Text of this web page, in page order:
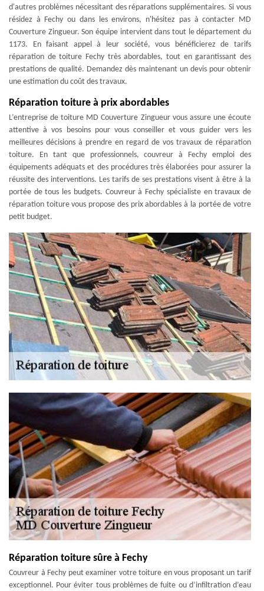
d'autres problèmes nécessitant des réparations supplémentaires. Si vous
résidez à Fechy ou dans les environs, n'hésitez pas à contacter MD
Couverture Zingueur. Son équipe intervient dans tout le département du
1173. En faisant appel à leur société, vous bénéficierez de tarifs
réparation de toiture Fechy très abordables, tout en garantissant des
prestations de qualité. Demandez dès maintenant un devis pour obtenir
une estimation du coût des travaux.
Réparation toiture à prix abordables
L’entreprise de toiture MD Couverture Zingueur vous assure une écoute
attentive à vos besoins pour vous conseiller et vous guider vers les
meilleures décisions à prendre en regard de vos travaux de réparation
toiture. En tant que professionnels, couvreur à Fechy emploi des
équipements adéquats et des procédures très élaborées pour assurer la
réussite des interventions. Les tarifs de ses prestations visent à être à la
portée de tous les budgets. Couvreur à Fechy spécialiste en travaux de
réparation toiture vous propose des prix abordables à la portée de votre
petit budget.
Réparation toiture sûre à Fechy
Couvreur à Fechy peut examiner votre toiture en vous proposant un tarif
exceptionnel. Pour éviter tous problèmes de fuite ou d’infiltration d’eau